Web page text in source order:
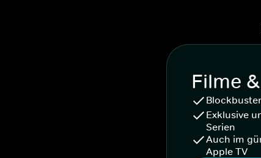
Filme
Exklusive
Serien
Auch im
Apple TV